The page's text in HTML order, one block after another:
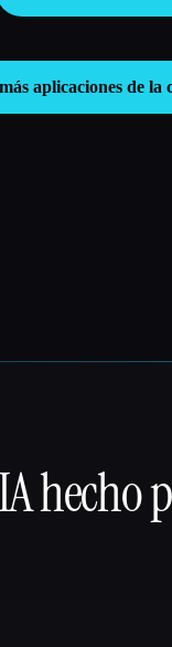
aplicaciones de la
hecho